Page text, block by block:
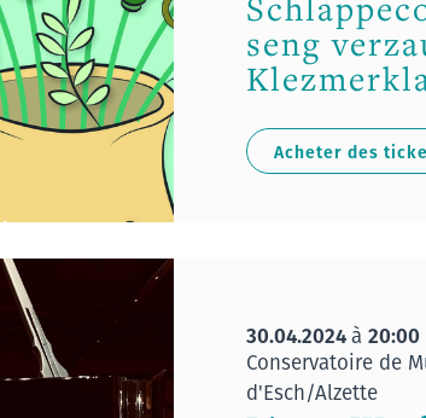
seng
Acheter des
30.04.2024à 20:00
Conservatoire de
d'Esch/Alzette